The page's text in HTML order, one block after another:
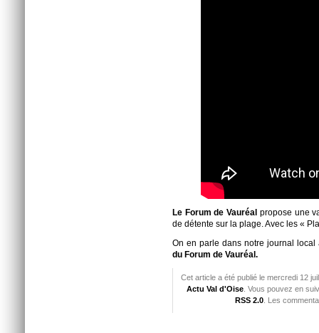
Le Forum de Vauréal propose une
de détente sur la plage. Avec les «
On en parle dans notre journal
du Forum de Vauréal.
Cet article a été publié le mercredi 12
Actu Val d'Oise . Vous pouvez en
RSS 2.0. Les